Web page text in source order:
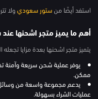
استفد أيضًا منستور سعوديولا
أهم ما يميز متجر اشحنها
يتميز متجر اشحنها بعدة مزايا
يوفر عملية شحن سريعة
ممكن.
يدعم مجموعة واسعة من
عمليات الشراء بسهولة.